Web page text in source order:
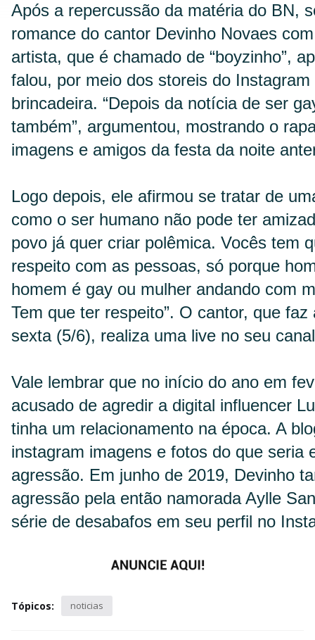
Após a repercussão da matéria do BN,
romance do cantor Devinho Novaes
artista, que é chamado de “boyzinho”,
falou, por meio dos storeis do
brincadeira. “Depois da notícia de ser
também”, argumentou, mostrando o
imagens e amigos da festa da noite
Logo depois, ele afirmou se tratar de
como o ser humano não pode ter
povo já quer criar polêmica. Vocês tem
respeito com as pessoas, só porque
homem é gay ou mulher andando com
Tem que ter respeito”. O cantor, que
sexta (5/6), realiza uma live no seu
Vale lembrar que no início do ano em
acusado de agredir a digital influencer
tinha um relacionamento na época. A
instagram imagens e fotos do que seria
agressão. Em junho de 2019, Devinho
agressão pela então namorada Aylle
série de desabafos em seu perfil no
Tópicos: noticias